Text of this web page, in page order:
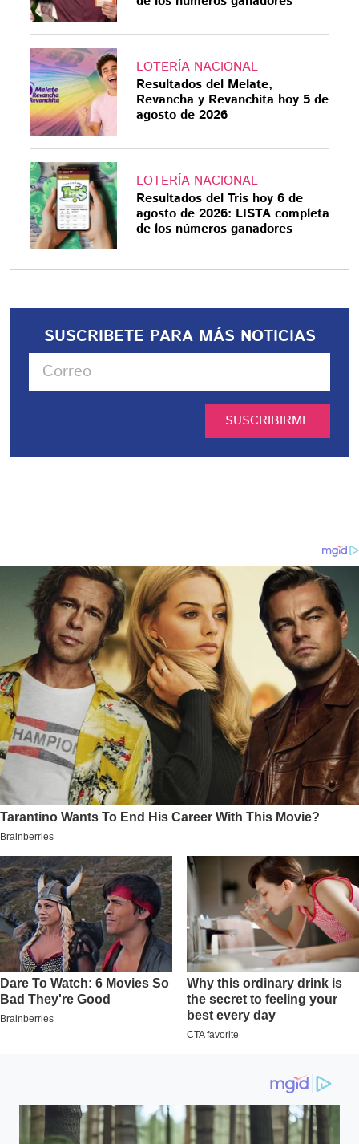
LOTERÍA NACIONAL
Resultados del Melate,
Revancha y Revanchita hoy 5 de
agosto de 2026
LOTERÍA NACIONAL
Resultados del Tris hoy 6 de
agosto de 2026: LISTA completa
de los números ganadores
SUSCRIBETE PARA MÁS NOTICIAS
SUSCRIBIRME